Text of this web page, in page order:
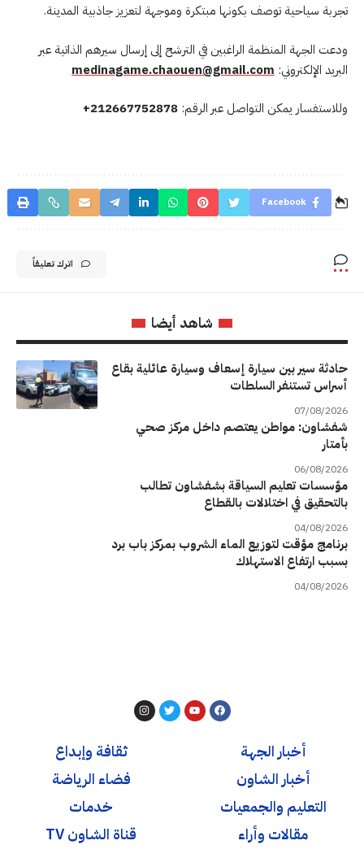
تجربة سياحية توصف بكونها مبتكرة وموجهة لتعزيز جاذبية المدينة.
ودعت الجهة المنظمة الراغبين في الترشح إلى إرسال سيرهم الذاتية عبر
البريد الإلكتروني: medinagame.chaouen@gmail.com
وللاستفسار يمكن التواصل عبر الرقم: 212667752878
+
Facebook
اترك تعليقاً
شاهد أيضا
حادثة سير بين سيارة إسعاف وسيارة عائلية بقاع
أسراس تستنفر السلطات
07/08/2026
شفشاون: مواطن يعتصم داخل مركز صحي
بأمتار
06/08/2026
مؤسسات تعليم السياقة بشفشاون تطالب
بالتحقيق في اختلالات بالقطاع
04/08/2026
برنامج مؤقت لتوزيع الماء الشروب بمركز باب برد
بسبب ارتفاع الاستهلاك
04/08/2026
أخبار الجهة
أخبار الشاون
التعليم والجمعيات
مقالات وأراء
ثقافة وإبداع
فضاء الرياضة
خدمات
قناة الشاون TV